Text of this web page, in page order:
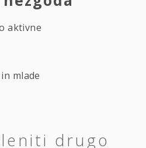
aktivne
mlade
drugo